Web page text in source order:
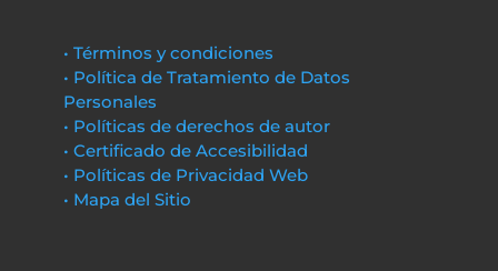
• Términos y condiciones
• Política de Tratamiento de Datos
Personales
• Políticas de derechos de autor
• Certificado de Accesibilidad
• Políticas de Privacidad Web
• Mapa del Sitio